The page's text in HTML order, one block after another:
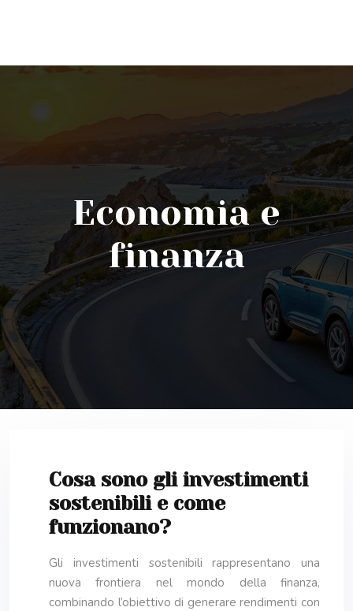
Economia e
finanza
Cosa sono gli investimenti
sostenibili e come
funzionano?
Gli investimenti sostenibili rappresentano una
nuova frontiera nel mondo della finanza,
combinando l’obiettivo di generare rendimenti con